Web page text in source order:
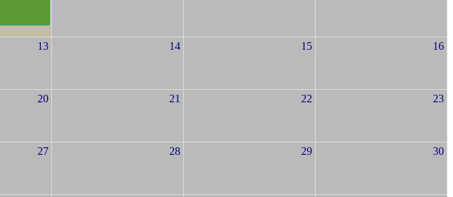
13 14 15 16
20 21 22 23
27 28 29 30